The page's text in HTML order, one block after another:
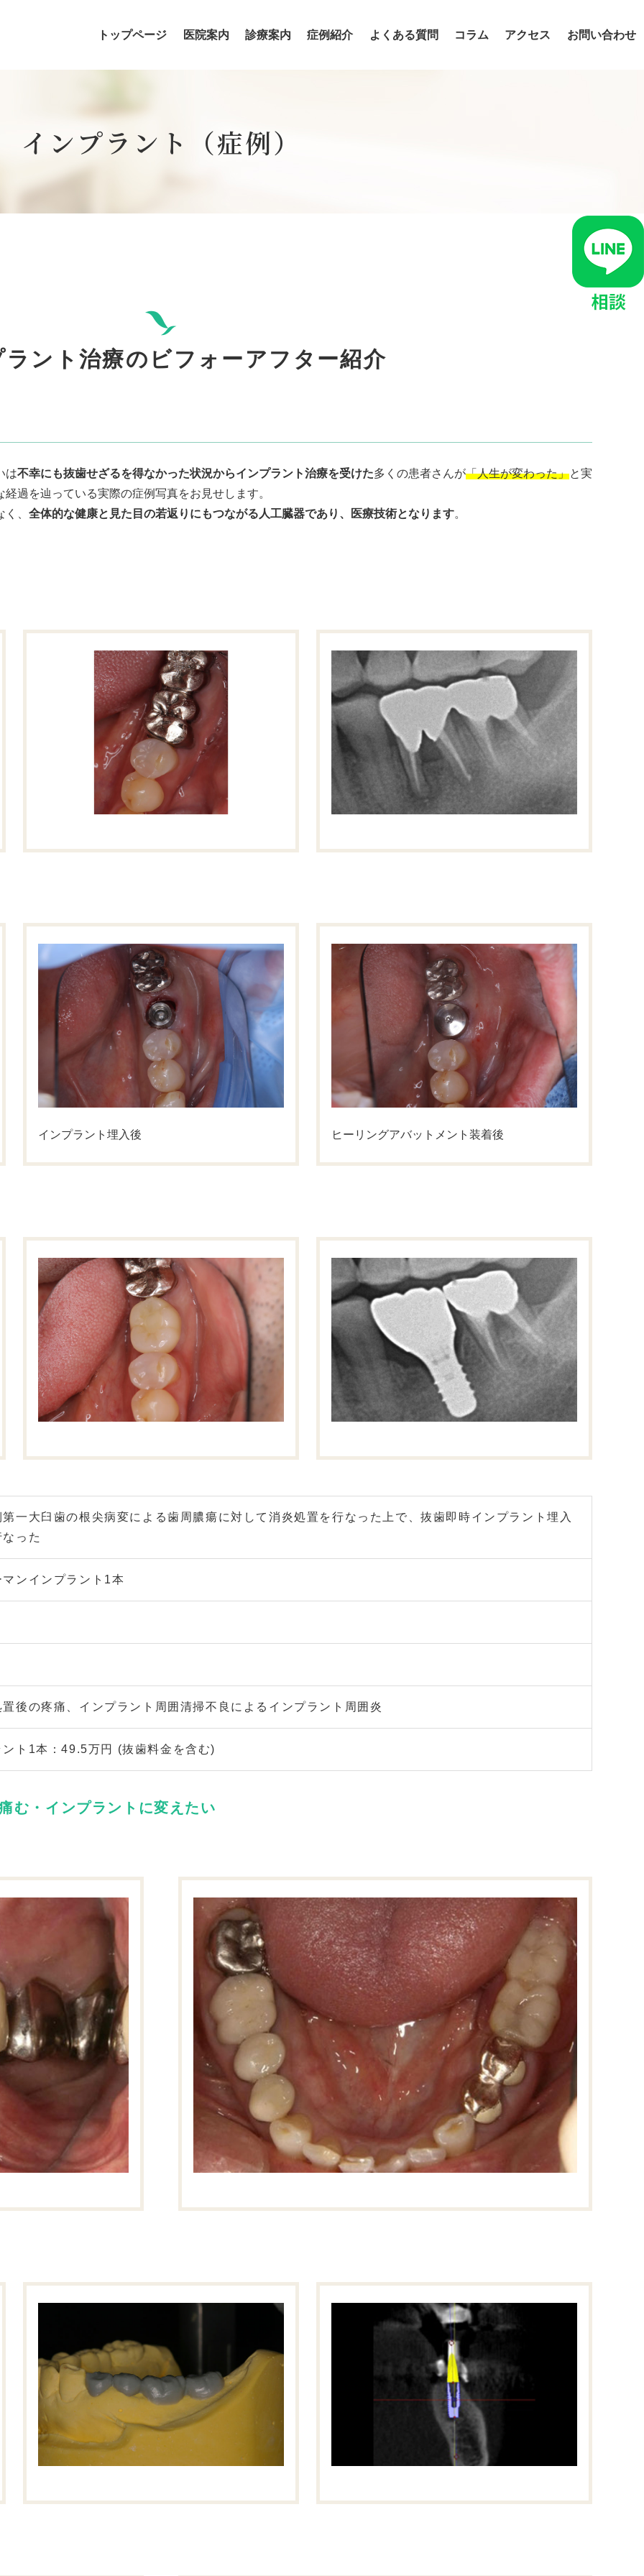
トップページ 医院案内 診療案内 症例紹介 よくある質問 コラム アクセス お問い合わせ
インプラント（症例）
ラント治療のビフォーアフター紹介
は不幸にも抜歯せざるを得なかった状況からインプラント治療を受けた多くの患者さんが「人生が変わった」と実
過を辿っている実際の症例写真をお見せします。
、 全体的な健康と見た目の若返りにもつながる人工臓器であり、医療技術となります。
インプラント埋入後 ヒーリングアバットメント装着後
一大臼歯の根尖病変による歯周膿瘍に対して消炎処置を行なった上で、抜歯即時インプラント埋入
った
ンインプラント1本
後の疼痛、インプラント周囲清掃不良によるインプラント周囲炎
ント1本：49.5万円 (抜歯料金を含む)
む・インプラントに変えたい